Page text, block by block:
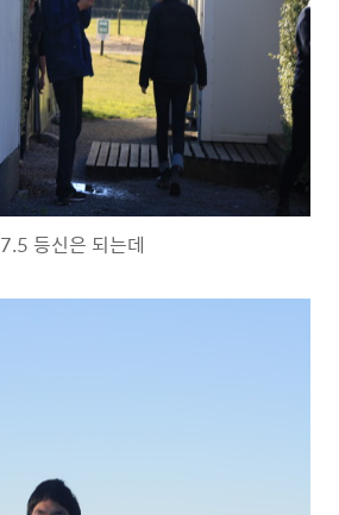
7.5 등신은 되는데